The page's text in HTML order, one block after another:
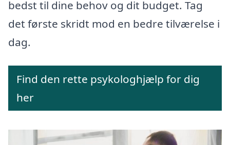
bedst til dine behov og dit budget. Tag
det første skridt mod en bedre tilværelse i
dag.
Find den rette psykologhjælp for dig
her